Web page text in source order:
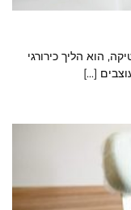
הוא הליך כירורגי
[...]